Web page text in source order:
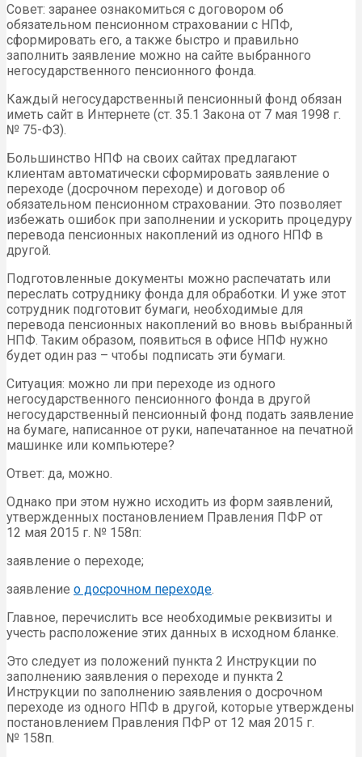
Совет: заранее ознакомиться с договором об
обязательном пенсионном страховании с НПФ,
сформировать его, а также быстро и правильно
заполнить заявление можно на сайте выбранного
негосударственного пенсионного фонда.
Каждый негосударственный пенсионный фонд обязан
иметь сайт в Интернете (ст. 35.1 Закона от 7 мая 1998 г.
№ 75-ФЗ).
Большинство НПФ на своих сайтах предлагают
клиентам автоматически сформировать заявление о
переходе (досрочном переходе) и договор об
обязательном пенсионном страховании. Это позволяет
избежать ошибок при заполнении и ускорить процедуру
перевода пенсионных накоплений из одного НПФ в
другой.
Подготовленные документы можно распечатать или
переслать сотруднику фонда для обработки. И уже этот
сотрудник подготовит бумаги, необходимые для
перевода пенсионных накоплений во вновь выбранный
НПФ. Таким образом, появиться в офисе НПФ нужно
будет один раз – чтобы подписать эти бумаги.
Ситуация: можно ли при переходе из одного
негосударственного пенсионного фонда в другой
негосударственный пенсионный фонд подать заявление
на бумаге, написанное от руки, напечатанное на печатной
машинке или компьютере?
Ответ: да, можно.
Однако при этом нужно исходить из форм заявлений,
утвержденных постановлением Правления ПФР от
12 мая 2015 г. № 158п:
заявление о переходе;
заявление о досрочном переходе.
Главное, перечислить все необходимые реквизиты и
учесть расположение этих данных в исходном бланке.
Это следует из положений пункта 2 Инструкции по
заполнению заявления о переходе и пункта 2
Инструкции по заполнению заявления о досрочном
переходе из одного НПФ в другой, которые утверждены
постановлением Правления ПФР от 12 мая 2015 г.
№ 158п.